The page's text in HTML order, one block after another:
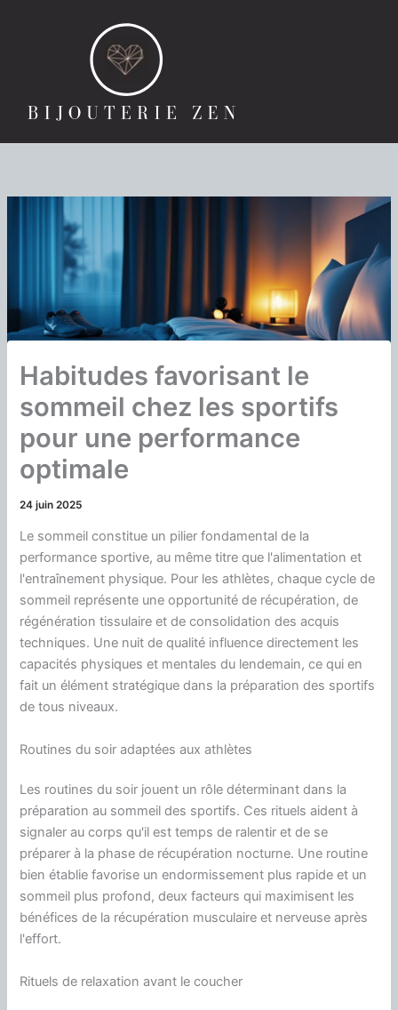
Habitudes favorisant le
sommeil chez les sportifs
pour une performance
optimale
24 juin 2025
Le sommeil constitue un pilier fondamental de la
performance sportive, au même titre que l'alimentation et
l'entraînement physique. Pour les athlètes, chaque cycle de
sommeil représente une opportunité de récupération, de
régénération tissulaire et de consolidation des acquis
techniques. Une nuit de qualité influence directement les
capacités physiques et mentales du lendemain, ce qui en
fait un élément stratégique dans la préparation des sportifs
de tous niveaux.
Routines du soir adaptées aux athlètes
Les routines du soir jouent un rôle déterminant dans la
préparation au sommeil des sportifs. Ces rituels aident à
signaler au corps qu'il est temps de ralentir et de se
préparer à la phase de récupération nocturne. Une routine
bien établie favorise un endormissement plus rapide et un
sommeil plus profond, deux facteurs qui maximisent les
bénéfices de la récupération musculaire et nerveuse après
l'effort.
Rituels de relaxation avant le coucher